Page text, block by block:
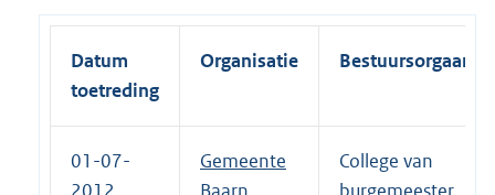
Datum
toetreding
Organisatie Bestuursorgaan
01-07-
2012
Gemeente
Baarn
College van
burgemeester